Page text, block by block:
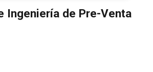
Ingeniería de Pre-Venta